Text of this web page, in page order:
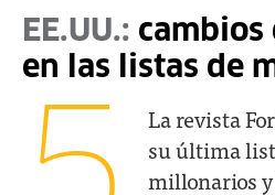
EE.UU.: cambios
en las listas de
La revista
su última
millonarios y